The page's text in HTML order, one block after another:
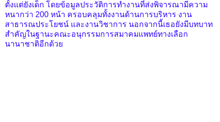
ตั้งแต่ยังเด็ก โดยข้อมูลประวัติการทำงานที่ส่งพิจารณามีความ
หนากว่า 200 หน้า ครอบคลุมทั้งงานด้านการบริหาร งาน
สาธารณประโยชน์ และงานวิชาการ นอกจากนี้เธอยังมีบทบาท
สำคัญในฐานะคณะอนุกรรมการสมาคมแพทย์ทางเลือก
นานาชาติอีกด้วย